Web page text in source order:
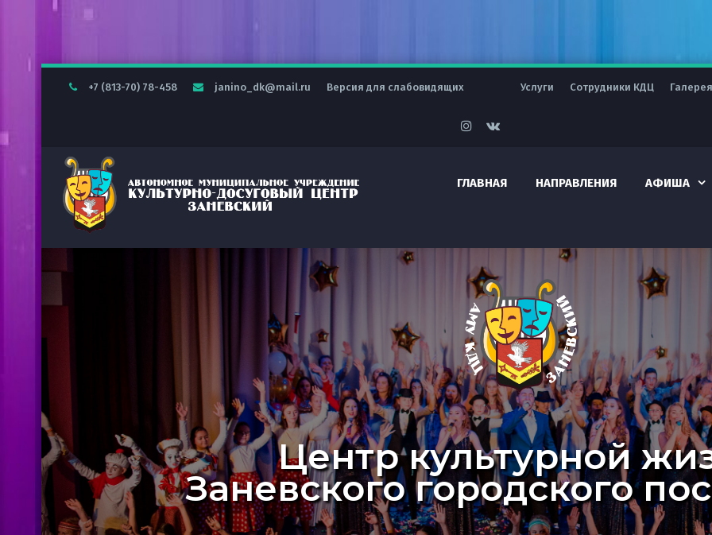
+7 (813-70) 78-458 janino_dk@mail.ru Версия для слабовидящих Услуги Сотрудники КДЦ Галерея
ГЛАВНАЯ НАПРАВЛЕНИЯ АФИША
Центр культурной
Заневского городского